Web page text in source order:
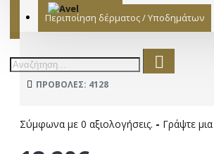
Περιποίηση δέρματος / Υποδημάτων
ΜΟΝΤΈΛΟ: 15321004
ΠΡΟΒΟΛΈΣ: 4128
Σύμφωνα με 0 αξιολογήσεις. - Γράψτε